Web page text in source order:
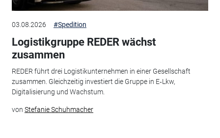
03.08.2026 #Spedition
Logistikgruppe REDER wächst
zusammen
REDER führt drei Logistikunternehmen in einer Gesellschaft
zusammen. Gleichzeitig investiert die Gruppe in E‑Lkw,
Digitalisierung und Wachstum.
von Stefanie Schuhmacher